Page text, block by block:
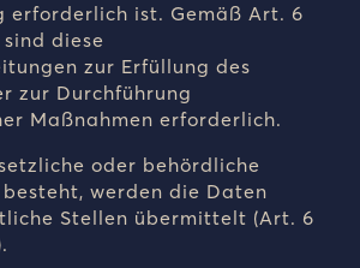
erforderlich ist. Gemäß Art. 6
sind diese
zur Erfüllung des
zur Durchführung
Maßnahmen erforderlich.
oder behördliche
werden die Daten
Stellen übermittelt (Art. 6